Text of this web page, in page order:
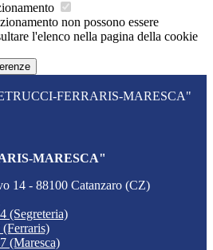
non possono essere
l'elenco nella pagina della cookie
FERRARIS-MARESCA"
MARESCA"
14 - 88100 Catanzaro (CZ)
(Segreteria)
(Maresca)